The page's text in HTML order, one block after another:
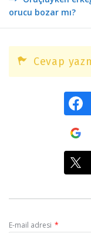
orucu bozar mı?
Cevap
E-mail adresi *